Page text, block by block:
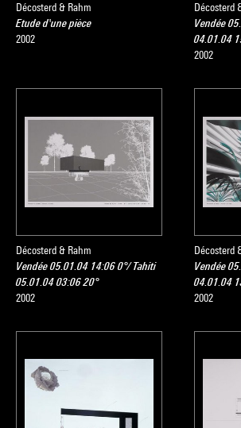
Décosterd & Rahm
Etude d'une pièce
2002
Décosterd
Vendée
04.01.04
2002
Décosterd & Rahm
Vendée 05.01.04 14:06 0°/ Tahiti
05.01.04 03:06 20°
2002
Décosterd
Vendée
04.01.04
2002